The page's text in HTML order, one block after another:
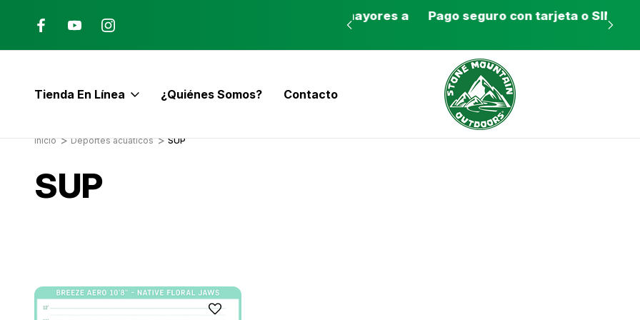
Costa Rica
ENVÍO GRATIS con pedidos mayores a
Pago seguro con tarjeta o SINPE móvil
Tienda En Línea ¿Quiénes Somos? Contacto
Envíos a todo el país con Correos de Costa
Inicio Deportes acuáticos SUP
SUP